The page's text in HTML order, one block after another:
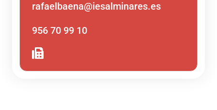
rafaelbaena@iesalminares.es
956 70 99 10